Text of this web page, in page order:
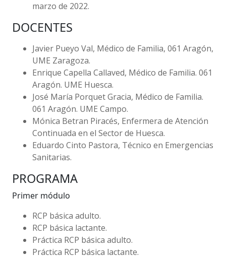
marzo de 2022.
DOCENTES
Javier Pueyo Val, Médico de Familia, 061 Aragón,
UME Zaragoza.
Enrique Capella Callaved, Médico de Familia. 061
Aragón. UME Huesca.
José María Porquet Gracia, Médico de Familia.
061 Aragón. UME Campo.
Mónica Betran Piracés, Enfermera de Atención
Continuada en el Sector de Huesca.
Eduardo Cinto Pastora, Técnico en Emergencias
Sanitarias.
PROGRAMA
Primer módulo
RCP básica adulto.
RCP básica lactante.
Práctica RCP básica adulto.
Práctica RCP básica lactante.